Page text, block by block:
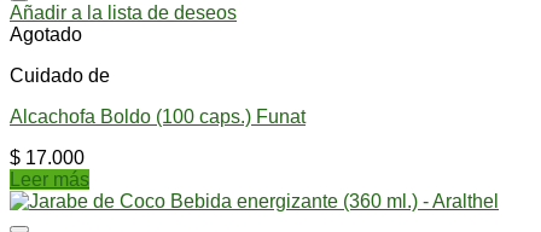
Añadir a la lista de deseos
Agotado
Cuidado de
Alcachofa Boldo (100 caps.) Funat
$ 17.000
Leer más